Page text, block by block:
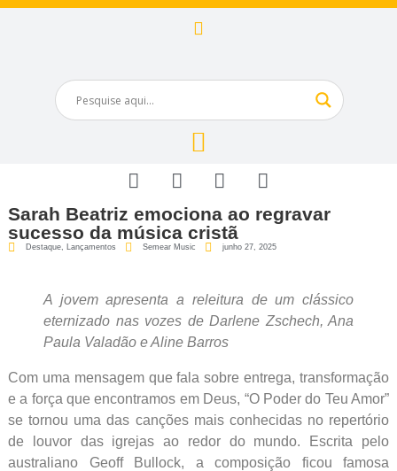
Sarah Beatriz emociona ao regravar
sucesso da música cristã
Destaque, Lançamentos Semear Music junho 27, 2025
A jovem apresenta a releitura de um clássico
eternizado nas vozes de Darlene Zschech, Ana
Paula Valadão e Aline Barros
Com uma mensagem que fala sobre entrega, transformação
e a força que encontramos em Deus, “O Poder do Teu Amor”
se tornou uma das canções mais conhecidas no repertório
de louvor das igrejas ao redor do mundo. Escrita pelo
australiano Geoff Bullock, a composição ficou famosa